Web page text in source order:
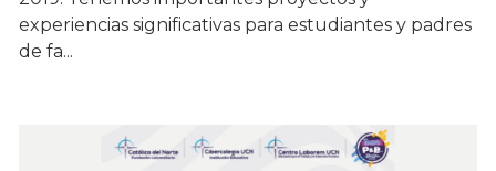
experiencias significativas para estudiantes y padres
de fa...